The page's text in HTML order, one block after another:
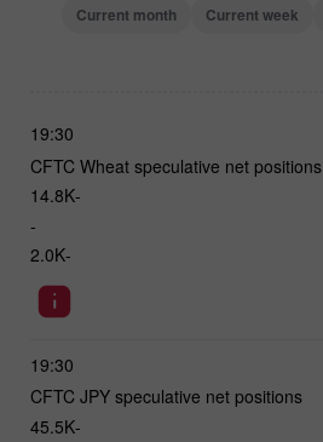
Current week
Current month
19:30
CFTC Wheat speculative net positions
-14.8K
-
-2.0K
19:30
CFTC JPY speculative net positions
-45.5K